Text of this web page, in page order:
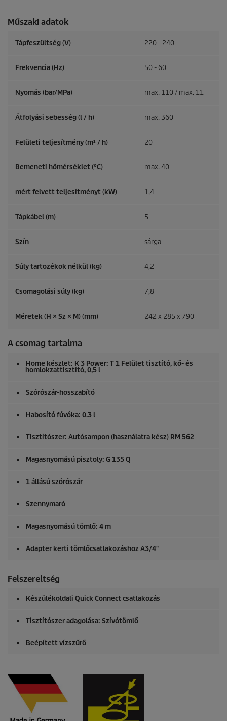
Műszaki adatok
Tápfeszültség (V) 220 - 240
Frekvencia (Hz) 50 - 60
Nyomás (bar/MPa) max. 110 / max. 11
Átfolyási sebesség (l / h) max. 360
Felületi teljesítmény (m² / h) 20
Bemeneti hőmérséklet (°C) max. 40
mért felvett teljesítményt (kW) 1,4
Tápkábel (m) 5
Szín sárga
Súly tartozékok nélkül (kg) 4,2
Csomagolási súly (kg) 7,8
Méretek (H × Sz × M) (mm) 242 x 285 x 790
A csomag tartalma
Home készlet: K 3 Power: T 1 Felület tisztító, kő- és
homlokzattisztító, 0,5 l
Szórószár-hosszabító
Habosító fúvóka: 0.3 l
Tisztítószer: Autósampon (használatra kész) RM 562
Magasnyomású pisztoly: G 135 Q
1 állású szórószár
Szennymaró
Magasnyomású tömlő: 4 m
Adapter kerti tömlőcsatlakozáshoz A3/4"
Felszereltség
Készülékoldali Quick Connect csatlakozás
Tisztítószer adagolása: Szívótömlő
Beépített vízszűrő